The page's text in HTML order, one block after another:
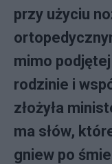
przy użyciu
mimo
rodzinie i
złożyła
ma słów,
gniew po